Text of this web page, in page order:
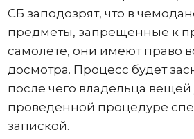
СБ заподозрят, что в
предметы, запрещенные к
самолете, они имеют право
досмотра. Процесс будет
после чего владельца вещей
проведенной процедуре
запиской.